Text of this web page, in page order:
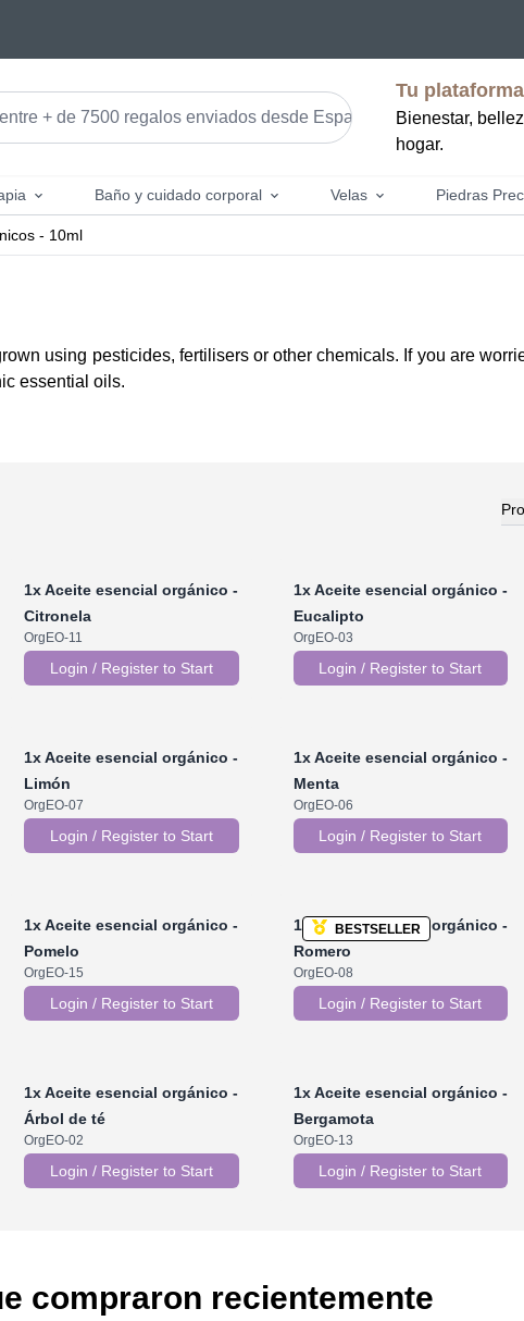
Tu
Bienestar,
hogar.
Baño y cuidado corporal Velas Piedras
- 10ml
using pesticides, fertilisers or other chemicals. If you are
essential oils.
1xAceite esencial orgánico -
Citronela
OrgEO-11
Login / Register to Start
1xAceite esencial orgánico -
Eucalipto
OrgEO-03
Login / Register to Start
1xAceite esencial orgánico -
Limón
OrgEO-07
Login / Register to Start
1xAceite esencial orgánico -
Menta
OrgEO-06
Login / Register to Start
1xAceite esencial orgánico -
Pomelo
OrgEO-15
Login / Register to Start
BESTSELLER
1x Aceite esencial orgánico -
Romero
OrgEO-08
Login / Register to Start
1xAceite esencial orgánico -
Árbol de té
OrgEO-02
Login / Register to Start
1xAceite esencial orgánico -
Bergamota
OrgEO-13
Login / Register to Start
compraron recientemente